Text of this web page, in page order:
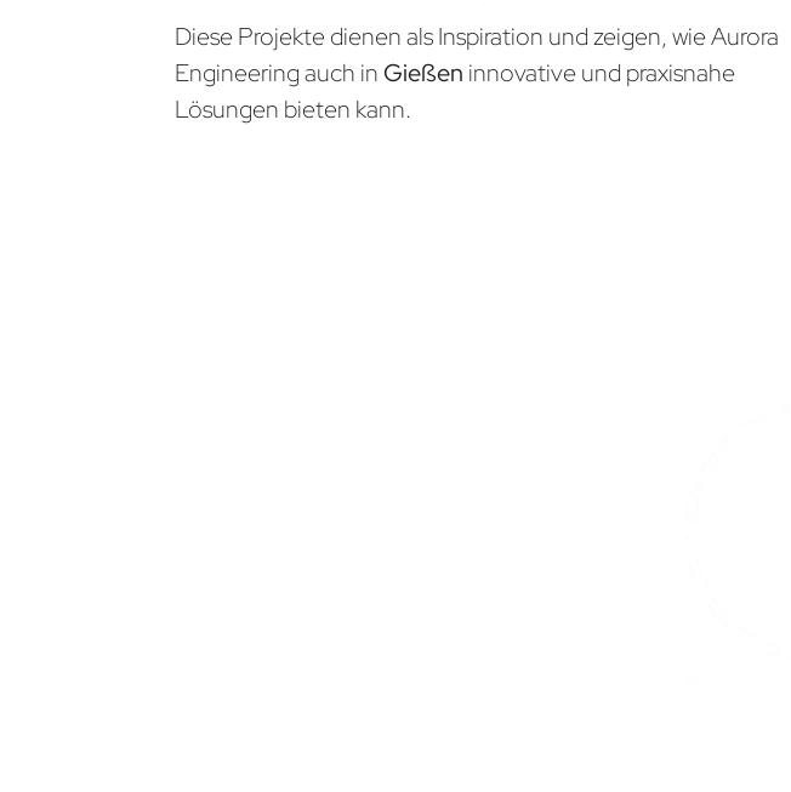
Diese Projekte dienen als Inspiration und zeigen, wie Aurora
Engineering auch in Gießen innovative und praxisnahe
Lösungen bieten kann.